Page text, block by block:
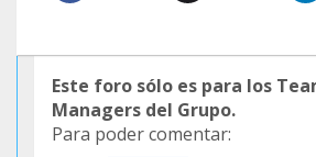
Este foro sólo es para los
Managers del Grupo.
Para poder comentar: